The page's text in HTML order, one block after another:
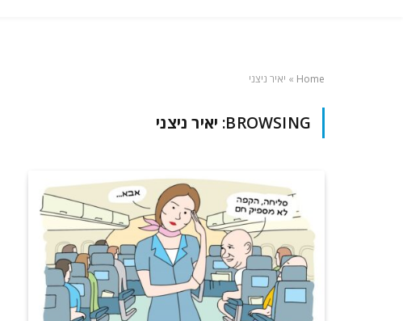
Home
» יאיר ניצני
BROWSING: יאיר ניצני